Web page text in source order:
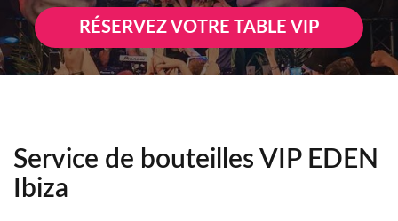
RÉSERVEZ VOTRE TABLE VIP
Service de bouteilles VIP EDEN
Ibiza